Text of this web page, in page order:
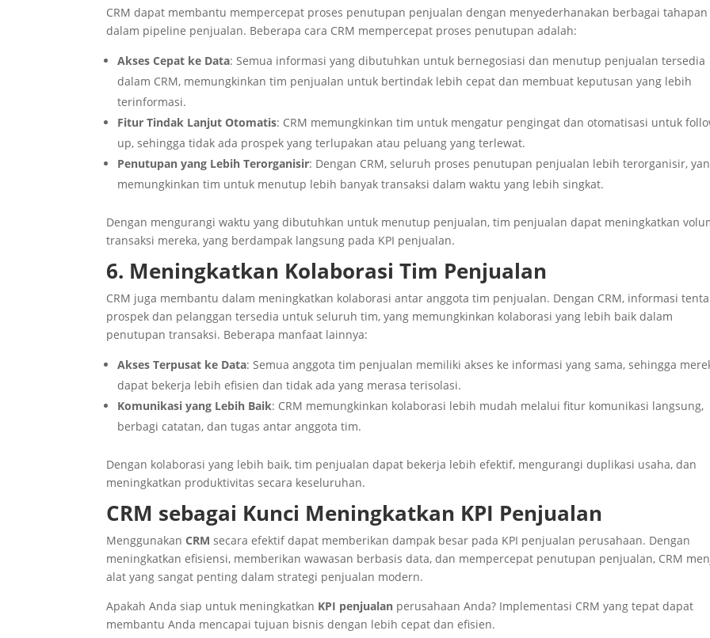
CRM dapat membantu mempercepat proses penutupan penjualan dengan menyederhanakan berbagai tahapan
dalam pipeline penjualan. Beberapa cara CRM mempercepat proses penutupan adalah:
Akses Cepat ke Data: Semua informasi yang dibutuhkan untuk bernegosiasi dan menutup penjualan tersedia
dalam CRM, memungkinkan tim penjualan untuk bertindak lebih cepat dan membuat keputusan yang lebih
terinformasi.
Fitur Tindak Lanjut Otomatis: CRM memungkinkan tim untuk mengatur pengingat dan otomatisasi untuk
up, sehingga tidak ada prospek yang terlupakan atau peluang yang terlewat.
Penutupan yang Lebih Terorganisir: Dengan CRM, seluruh proses penutupan penjualan lebih terorganisir,
memungkinkan tim untuk menutup lebih banyak transaksi dalam waktu yang lebih singkat.
Dengan mengurangi waktu yang dibutuhkan untuk menutup penjualan, tim penjualan dapat meningkatkan
transaksi mereka, yang berdampak langsung pada KPI penjualan.
6. Meningkatkan Kolaborasi Tim Penjualan
CRM juga membantu dalam meningkatkan kolaborasi antar anggota tim penjualan. Dengan CRM, informasi
prospek dan pelanggan tersedia untuk seluruh tim, yang memungkinkan kolaborasi yang lebih baik dalam
penutupan transaksi. Beberapa manfaat lainnya:
Akses Terpusat ke Data: Semua anggota tim penjualan memiliki akses ke informasi yang sama, sehingga
dapat bekerja lebih efisien dan tidak ada yang merasa terisolasi.
Komunikasi yang Lebih Baik: CRM memungkinkan kolaborasi lebih mudah melalui fitur komunikasi langsung,
berbagi catatan, dan tugas antar anggota tim.
Dengan kolaborasi yang lebih baik, tim penjualan dapat bekerja lebih efektif, mengurangi duplikasi usaha, dan
meningkatkan produktivitas secara keseluruhan.
CRM sebagai Kunci Meningkatkan KPI Penjualan
MenggunakanCRM secara efektif dapat memberikan dampak besar pada KPI penjualan perusahaan. Dengan
meningkatkan efisiensi, memberikan wawasan berbasis data, dan mempercepat penutupan penjualan, CRM
alat yang sangat penting dalam strategi penjualan modern.
Apakah Anda siap untuk meningkatkan KPI penjualan perusahaan Anda? Implementasi CRM yang tepat dapat
membantu Anda mencapai tujuan bisnis dengan lebih cepat dan efisien.